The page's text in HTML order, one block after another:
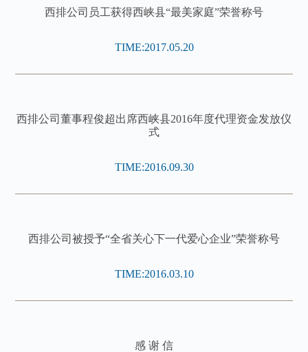
西排公司员工获得西峡县“最美家庭”荣誉称号
TIME:2017.05.20
西排公司董事程俊超出席西峡县2016年度代理资金发放仪
式
TIME:2016.09.30
西排公司被授予“全省关心下一代爱心企业”荣誉称号
TIME:2016.03.10
感 谢 信